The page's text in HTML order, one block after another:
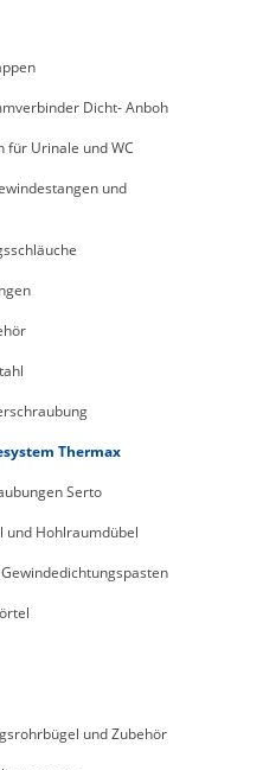
Dicht- Anboh
für Urinale und WC
und
Thermax
Serto
und Hohlraumdübel
und Zubehör